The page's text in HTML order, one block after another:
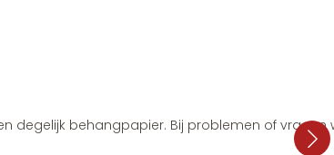
degelijk behangpapier. Bij problemen of